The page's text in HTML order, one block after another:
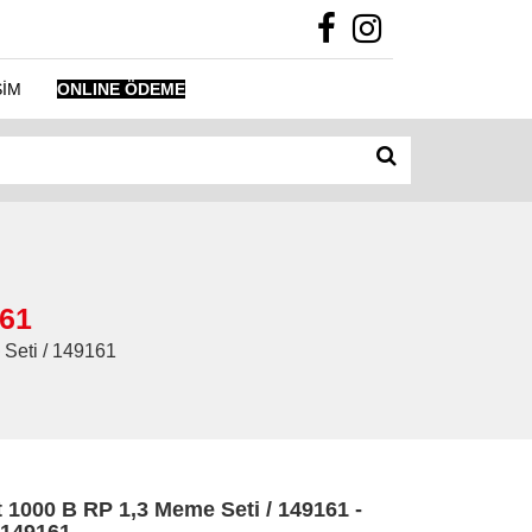
ONLINE ÖDEME
/ 149161
1000 B RP 1,3 Meme Seti / 149161 -